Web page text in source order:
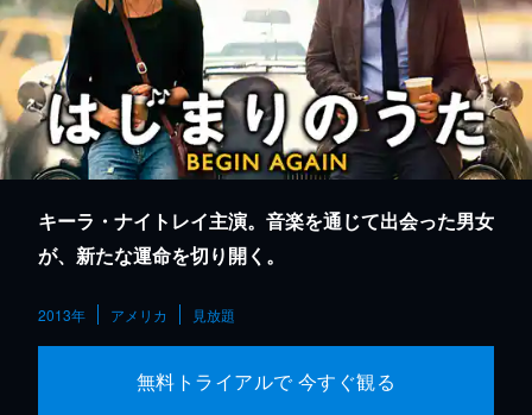
キーラ・ナイトレイ主演。音楽を通じて出会った男女
が、新たな運命を切り開く。
2013年 アメリカ 見放題
無料トライアルで 今すぐ観る